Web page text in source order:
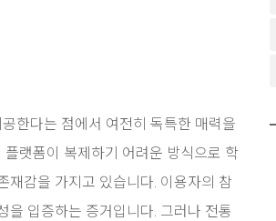
한다는 점에서 여전히 독특한 매력을
랫폼이 복제하기 어려운 방식으로 학
재감을 가지고 있습니다. 이용자의 참
을 입증하는 증거입니다. 그러나 전통